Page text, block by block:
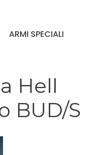
ARMI SPECIALI
Hell
BUD/S